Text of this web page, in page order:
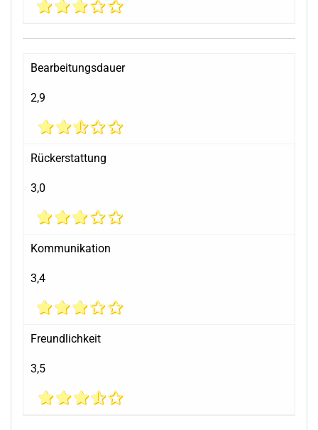
Bearbeitungsdauer
2,9
Rückerstattung
3,0
Kommunikation
3,4
Freundlichkeit
3,5